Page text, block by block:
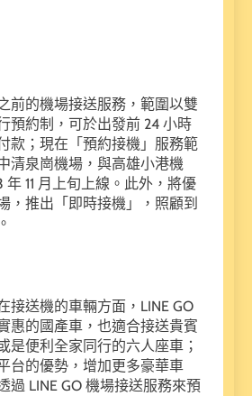
前的機場接送服務，範圍以雙
預約制，可於出發前 24 小時
款；現在「預約接機」服務範
清泉崗機場，與高雄小港機
11 月上旬上線。此外，將優
，推出「即時接機」，照顧到
接送機的車輛方面，LINE GO
惠的國產車，也適合接送貴賓
是便利全家同行的六人座車；
台的優勢，增加更多豪華車
過 LINE GO 機場接送服務來預